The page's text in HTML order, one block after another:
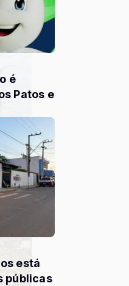
é
Patos e
está
públicas